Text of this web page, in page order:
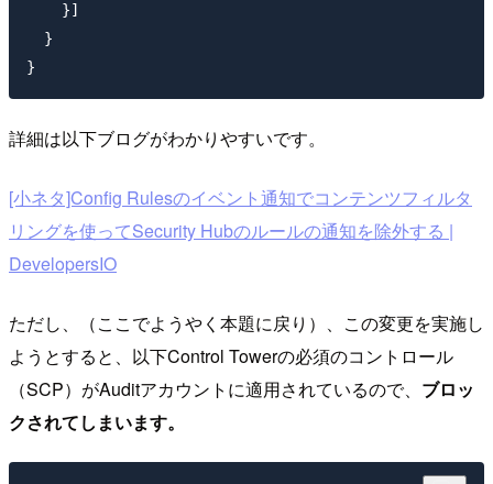
    }]
  }
詳細は以下ブログがわかりやすいです。
[小ネタ]Config Rulesのイベント通知でコンテンツフィルタ
リングを使ってSecurity Hubのルールの通知を除外する |
DevelopersIO
ただし、（ここでようやく本題に戻り）、この変更を実施し
ようとすると、以下Control Towerの必須のコントロール
（SCP）がAuditアカウントに適用されているので、 ブロッ
クされてしまいます。